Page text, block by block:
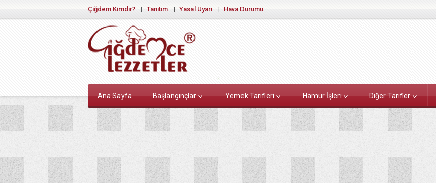
Çiğdem Kimdir? Tanıtım Yasal Uyarı Hava Durumu
Ana Sayfa Başlangınçlar Yemek Tarifleri Hamur İşleri Diğer Tarifler